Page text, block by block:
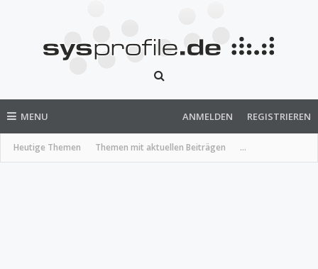
MENU
Heutige Themen Themen mit aktuellen Beiträgen ...
ANMELDEN REGISTRIEREN